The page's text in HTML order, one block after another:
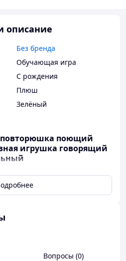
описание
Без бренда
Обучающая игра
С рождения
Плюш
Зелёный
поющий
игрушка говорящий
улыбающегося кактуса
Этот интерактивный
эмоции.
Вопросы (0)